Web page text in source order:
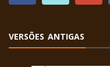
VERSÕES ANTIGAS